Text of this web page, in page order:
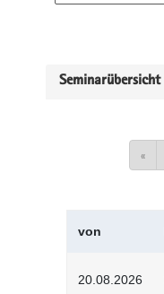
Seminarübersicht
«
von
20.08.2026